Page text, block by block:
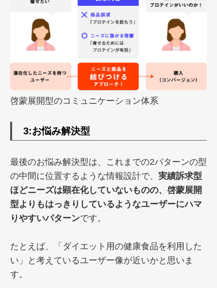
啓蒙展開型のコミュニケーション体系
3:お悩み解決型
最後のお悩み解決型は、これまでの2パターンの型
の中間に位置するような情報設計で、 実績訴求型
ほどニーズは顕在化していないものの、啓蒙展開
型よりもはっきりしているようなユーザーにハマ
りやすいパターンです。
たとえば、「ダイエット用の健康食品を利用した
い」と考えているユーザー像が近いかと思いま
す。